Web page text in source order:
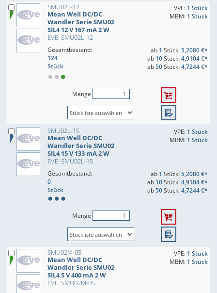
SMU02L-12
Mean Well DC/DC
Wandler Serie SMU02
SIL4 12 V 167 mA 2 W
EVE: SMU02L-12
VPE: 1 Stück
MBM: 1 Stück
Gesamtbestand:
124
Stück
ab 1 Stück:5,2080 €*
ab 10Stück:4,9104 €*
ab50Stück:4,7244 €*
Menge
SMU02L-15
Mean Well DC/DC
Wandler Serie SMU02
SIL4 15 V 133 mA 2 W
EVE: SMU02L-15
VPE: 1 Stück
MBM: 1 Stück
Gesamtbestand:
0
Stück
ab 1 Stück:5,2080 €*
ab 10Stück:4,9104 €*
ab50Stück:4,7244 €*
Menge
SMU02M-05
Mean Well DC/DC
Wandler Serie SMU02
SIL4 5 V 400 mA 2 W
EVE: SMU02M-05
VPE: 1 Stück
MBM: 1 Stück